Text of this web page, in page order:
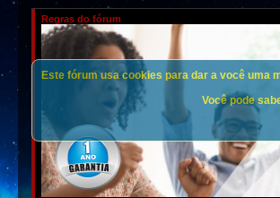
Regras do fórum
Este fórum usa cookies para dar a você uma
Você pode